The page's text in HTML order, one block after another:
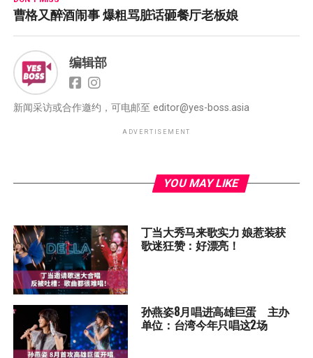
曹格又醉酒闹事 爆粗骂脏话砸餐厅老板娘
编辑部
新闻采访或合作邀约，可电邮至 editor@yes-boss.asia
ADVERTISEMENT
YOU MAY LIKE
丁当大秀马来歌实力 娘惹装获
歌迷狂赞：好漂亮！
孙燕姿8月唱进高雄巨蛋 主办
单位：台湾今年只唱这2场